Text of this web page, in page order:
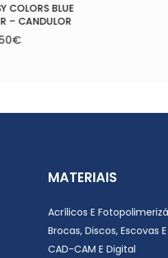
MATERIAIS
Acrílicos E
Brocas, Discos, Escovas
CAD-CAM E Digital